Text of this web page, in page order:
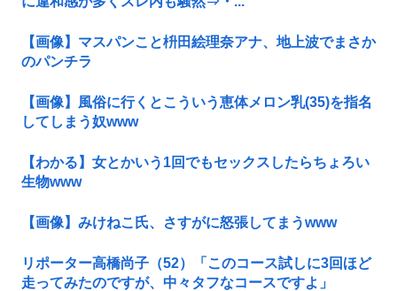
【画像】マスパンこと枡田絵理奈アナ、地上波でまさか
のパンチラ
【画像】風俗に行くとこういう恵体メロン乳(35)を指名
してしまう奴www
【わかる】女とかいう1回でもセックスしたらちょろい
生物www
【画像】みけねこ氏、さすがに怒張してまうwww
リポーター高橋尚子（52）「このコース試しに3回ほど
走ってみたのですが、中々タフなコースですよ」